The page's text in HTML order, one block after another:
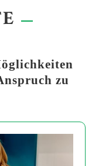
zu